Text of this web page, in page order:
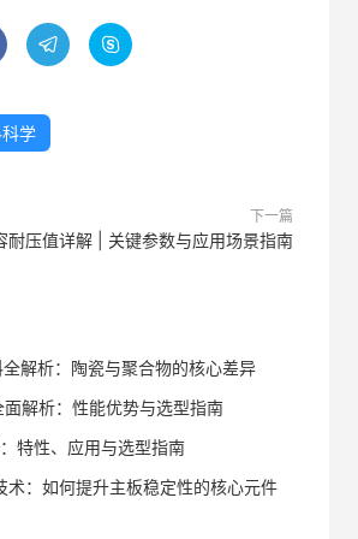
 
学
下一篇
耐压值详解 | 关键参数与应用场景指南
解析：陶瓷与聚合物的核心差异
解析：性能优势与选型指南
特性、应用与选型指南
术：如何提升主板稳定性的核心元件